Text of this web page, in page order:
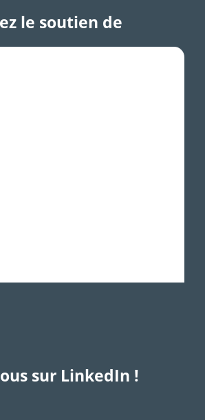
le soutien de
sur LinkedIn !